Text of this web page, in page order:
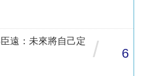
遠：未來將自己定
/ 6